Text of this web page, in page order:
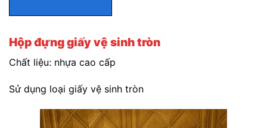
Hộp đựng giấy vệ sinh tròn
Chất liệu: nhựa cao cấp
Sử dụng loại giấy vệ sinh tròn